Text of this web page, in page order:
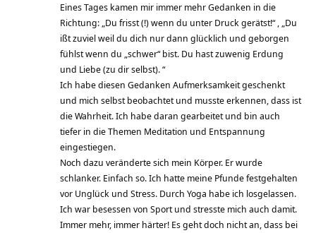
Eines Tages kamen mir immer mehr Gedanken in die
Richtung: „Du frisst (!) wenn du unter Druck gerätst!“ , „Du
ißt zuviel weil du dich nur dann glücklich und geborgen
fühlst wenn du „schwer“ bist. Du hast zuwenig Erdung
und Liebe (zu dir selbst). “
Ich habe diesen Gedanken Aufmerksamkeit geschenkt
und mich selbst beobachtet und musste erkennen, dass ist
die Wahrheit. Ich habe daran gearbeitet und bin auch
tiefer in die Themen Meditation und Entspannung
eingestiegen.
Noch dazu veränderte sich mein Körper. Er wurde
schlanker. Einfach so. Ich hatte meine Pfunde festgehalten
vor Unglück und Stress. Durch Yoga habe ich losgelassen.
Ich war besessen von Sport und stresste mich auch damit.
Immer mehr, immer härter! Es geht doch nicht an, dass bei